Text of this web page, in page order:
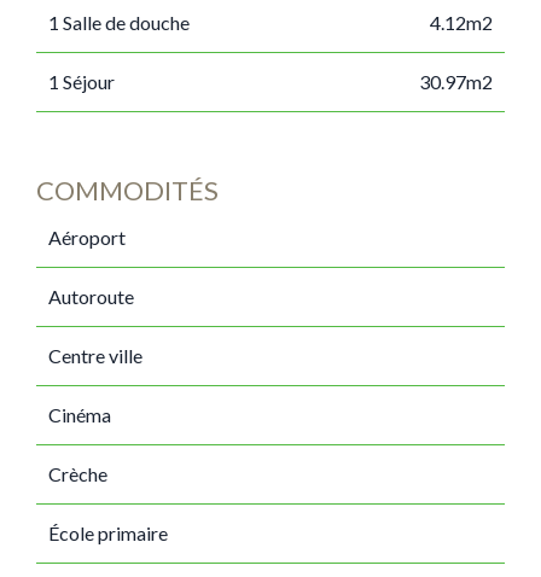
1 Salle de douche 4.12m2
1 Séjour 30.97m2
COMMODITÉS
Aéroport
Autoroute
Centre ville
Cinéma
Crèche
École primaire